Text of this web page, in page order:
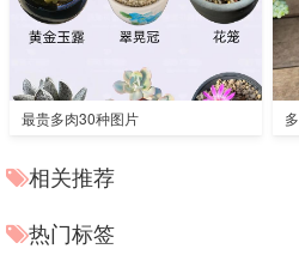
最贵多肉30种图片
相关推荐
热门标签